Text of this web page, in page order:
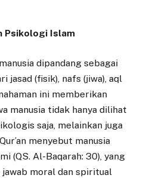
Psikologi Islam
dipandang sebagai
jasad (fisik), nafs (jiwa), aql
ini memberikan
manusia tidak hanya dilihat
saja, melainkan juga
menyebut manusia
(QS. Al-Baqarah: 30), yang
moral dan spiritual